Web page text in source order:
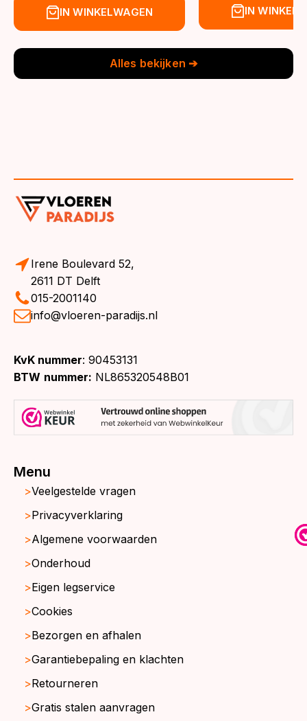
prijs
prijsIN WINKELWAGEN
prijs
prijs
IN
Alles bekijken ➔
Irene Boulevard 52,
2611 DT Delft
015-2001140
info@vloeren-paradijs.nl
KvK nummer: 90453131
BTW nummer: NL865320548B01
Menu
Veelgestelde vragen
Privacyverklaring
Algemene voorwaarden
Onderhoud
Eigen legservice
Cookies
Bezorgen en afhalen
Garantiebepaling en klachten
Retourneren
Gratis stalen aanvragen